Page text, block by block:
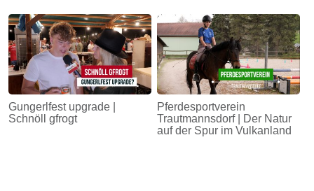
Gungerlfest upgrade |
Schnöll gfrogt
Pferdesportverein
Trautmannsdorf | Der Natur
auf der Spur im Vulkanland